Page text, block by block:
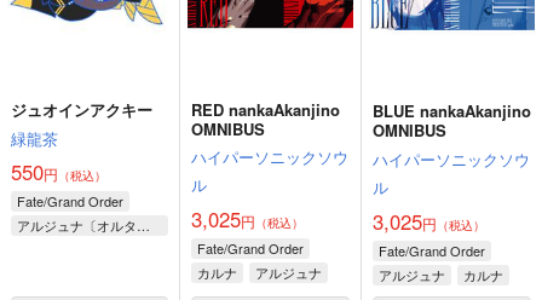
サンプル サンプル サンプル
ジュオインアクキー
緑龍茶
550円 （税込）
Fate/Grand Order
アルジュナ〔オルタ〕×インドラ
RED nankaAkanjino
OMNIBUS
ハイパーソニックソウ
ル
3,025円 （税込）
Fate/Grand Order
カルナ
アルジュナ
BLUE nankaAkanjino
OMNIBUS
ハイパーソニックソウ
ル
3,025円 （税込）
Fate/Grand Order
アルジュナ
カルナ